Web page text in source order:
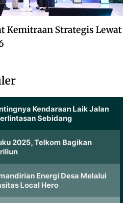
Kemitraan Strategis Lewat